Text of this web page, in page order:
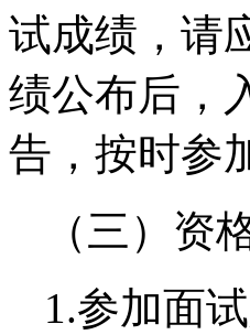
试成绩，请
绩公布后，
告，按时参
（三）资
1.参加面